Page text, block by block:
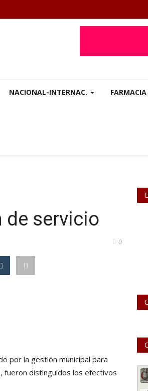
NACIONAL-INTERNAC. FARMACIA
de servicio
0
por la gestión municipal para
fueron distinguidos los efectivos